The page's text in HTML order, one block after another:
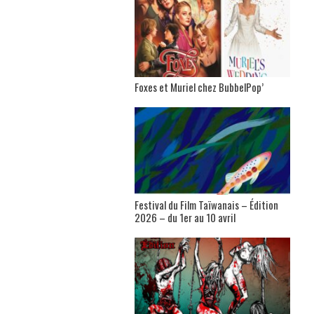
Foxes et Muriel chez BubbelPop’
Festival du Film Taïwanais – Édition
2026 – du 1er au 10 avril